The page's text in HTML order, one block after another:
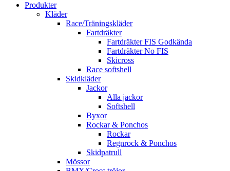
Produkter
Kläder
Race/Träningskläder
Fartdräkter
Fartdräkter FIS Godkända
Fartdräkter No FIS
Skicross
Race softshell
Skidkläder
Jackor
Alla jackor
Softshell
Byxor
Rockar & Ponchos
Rockar
Regnrock & Ponchos
Skidpatrull
Mössor